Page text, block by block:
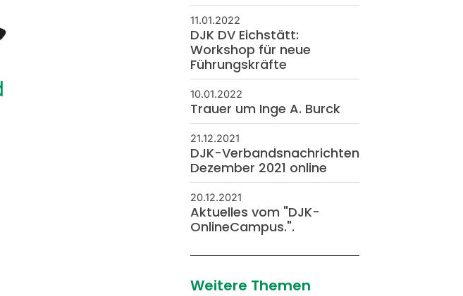
11.01.2022
DJK DV Eichstätt:
Workshop für neue
Führungskräfte
10.01.2022
Trauer um Inge A. Burck
21.12.2021
DJK-Verbandsnachrichten
Dezember 2021 online
20.12.2021
Aktuelles vom "DJK-
OnlineCampus.".
Weitere Themen